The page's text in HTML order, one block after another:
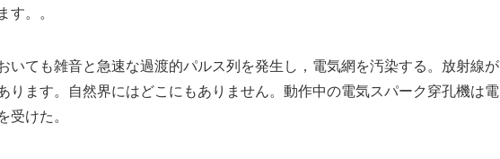
す。。
いても雑音と急速な過渡的パルス列を発生し，電気網を汚染する。放射線が
ります。自然界にはどこにもありません。動作中の電気スパーク穿孔機は電
受けた。